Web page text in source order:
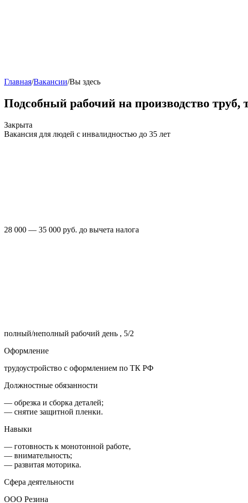
Главная/Вакансии/Вы здесь
Подсобный рабочий на производство
Закрыта
Вакансия для людей с инвалидностью до 35 лет
28 000 — 35 000 руб. до вычета налога
полный/неполный рабочий день , 5/2
Оформление
трудоустройство с оформлением по ТК РФ
Должностные обязанности
— обрезка и сборка деталей;
— снятие защитной пленки.
Навыки
— готовность к монотонной работе,
— внимательность;
— развитая моторика.
Сфера деятельности
ООО Резина